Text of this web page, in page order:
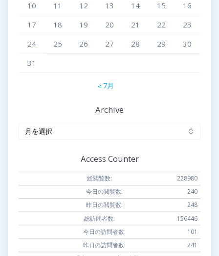
10
11 12 13 14 15
16
17
18 19 20 21 22
23
24
25 26 27 28 29
30
31
« 7月
Archive
Access Counter
228980
総閲覧数:
240
今日の閲覧数:
248
昨日の閲覧数:
156446
総訪問者数:
101
今日の訪問者数:
241
昨日の訪問者数: